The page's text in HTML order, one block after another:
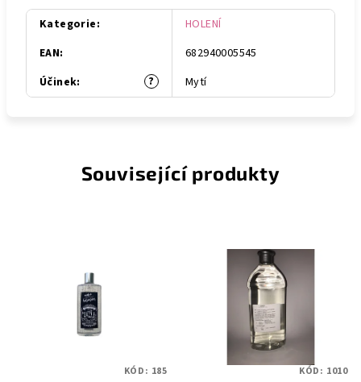
Kategorie:
HOLENÍ
EAN:
682940005545
?
Účinek: Mytí
Související produkty
KÓD: 185 KÓD: 1010